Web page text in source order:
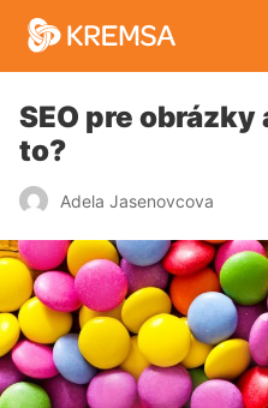
SEO pre obrázky
to?
Adela Jasenovcova